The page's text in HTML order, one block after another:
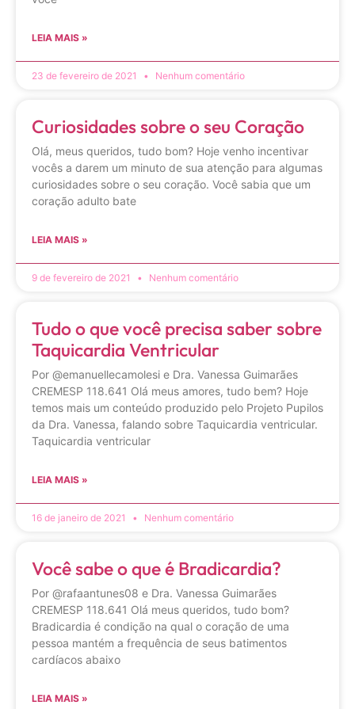
LEIA MAIS »
23 de fevereiro de 2021 Nenhum comentário
Curiosidades sobre o seu Coração
Olá, meus queridos, tudo bom? Hoje venho incentivar
vocês a darem um minuto de sua atenção para algumas
curiosidades sobre o seu coração. Você sabia que um
coração adulto bate
LEIA MAIS »
9 de fevereiro de 2021 Nenhum comentário
Tudo o que você precisa saber sobre
Taquicardia Ventricular
Por @emanuellecamolesi e Dra. Vanessa Guimarães
CREMESP 118.641 Olá meus amores, tudo bem? Hoje
temos mais um conteúdo produzido pelo Projeto Pupilos
da Dra. Vanessa, falando sobre Taquicardia ventricular.
Taquicardia ventricular
LEIA MAIS »
16 de janeiro de 2021 Nenhum comentário
Você sabe o que é Bradicardia?
Por @rafaantunes08 e Dra. Vanessa Guimarães
CREMESP 118.641 Olá meus queridos, tudo bom?
Bradicardia é condição na qual o coração de uma
pessoa mantém a frequência de seus batimentos
cardíacos abaixo
LEIA MAIS »